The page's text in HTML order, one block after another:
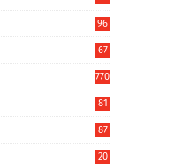
96
67
770
81
87
20